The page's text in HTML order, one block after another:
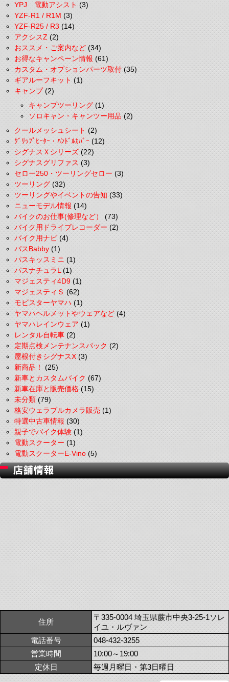
YPJ 電動アシスト(3)
YZF-R1 / R1M(3)
YZF-R25 / R3(14)
アクシスZ(2)
おススメ・ご案内など(34)
お得なキャンペーン情報(61)
カスタム・オプションパーツ取付(35)
ギアルーフキット(1)
キャンプ(2)
キャンプツーリング(1)
ソロキャン・キャンツー用品(2)
クールメッシュシート(2)
ｸﾞﾘｯﾌﾟﾋｰﾀｰ・ﾊﾝﾄﾞﾙｶﾊﾞｰ(12)
シグナスＸシリーズ(22)
シグナスグリファス(3)
セロー250・ツーリングセロー(3)
ツーリング(32)
ツーリングやイベントの告知(33)
ニューモデル情報(14)
バイクのお仕事(修理など）(73)
バイク用ドライブレコーダー(2)
バイク用ナビ(4)
パスBabby(1)
パスキッスミニ(1)
パスナチュラL(1)
マジェスティ4D9(1)
マジェスティＳ(62)
モビスターヤマハ(1)
ヤマハヘルメットやウェアなど(4)
ヤマハレインウェア(1)
レンタル自転車(2)
定期点検メンテナンスパック(2)
屋根付きシグナスX(3)
新商品！(25)
新車とカスタムバイク(67)
新車在庫と販売価格(15)
未分類(79)
格安ウェラブルカメラ販売(1)
特選中古車情報(30)
親子でバイク体験(1)
電動スクーター(1)
電動スクーターE-Vino(5)
住所
〒335-0004 埼玉県蕨市中央3-25-1ソレ
イユ・ルヴァン
電話番号
048-432-3255
営業時間
10:00～19:00
定休日
毎週月曜日・第3日曜日